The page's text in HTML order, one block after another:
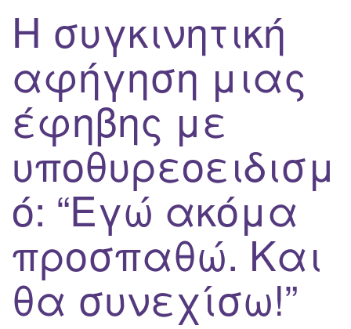
Η συγκινητική
αφήγηση μιας
έφηβης με
υποθυρεοειδισμ
ό: “Εγώ ακόμα
προσπαθώ. Και
θα συνεχίσω!”